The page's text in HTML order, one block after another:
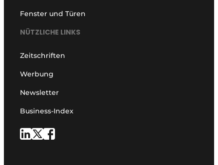
Fenster und Türen
NÜTZLICHE LINKS
Zeitschriften
Werbung
Newsletter
Business-Index